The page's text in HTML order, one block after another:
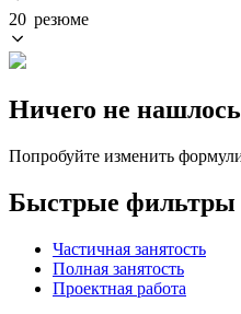
20 резюме
Ничего не нашлось
Попробуйте изменить
Быстрые фильтры
Частичная занятость
Полная занятость
Проектная работа